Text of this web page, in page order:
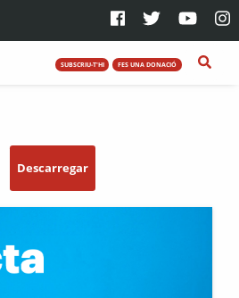
SUBSCRIU-T'HI FES UNA DONACIÓ
Descarregar